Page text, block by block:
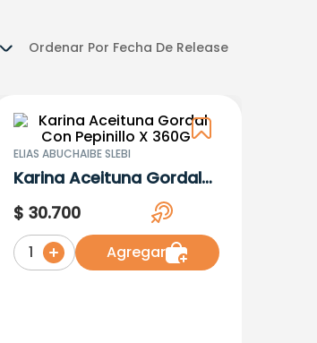
Ordenar Por Fecha De Release
ELIAS ABUCHAIBE SLEBI
Karina Aceituna Gordal
Con Pepinillo X 360G
$ 30.700
1 Agregar